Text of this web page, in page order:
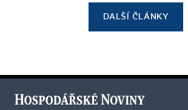
DALŠÍ ČLÁNKY